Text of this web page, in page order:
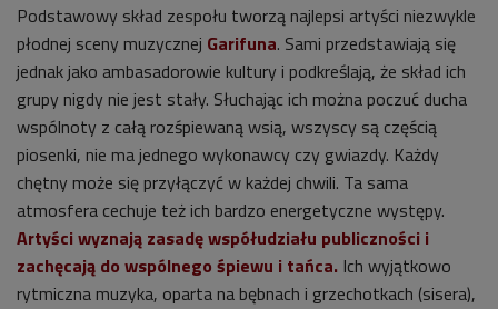
Podstawowy skład zespołu tworzą najlepsi artyści niezwykle
płodnej sceny muzycznej Garifuna. Sami przedstawiają się
jednak jako ambasadorowie kultury i podkreślają, że skład ich
grupy nigdy nie jest stały. Słuchając ich można poczuć ducha
wspólnoty z całą rozśpiewaną wsią, wszyscy są częścią
piosenki, nie ma jednego wykonawcy czy gwiazdy. Każdy
chętny może się przyłączyć w każdej chwili. Ta sama
atmosfera cechuje też ich bardzo energetyczne występy.
Artyści wyznają zasadę współudziału publiczności i
zachęcają do wspólnego śpiewu i tańca. Ich wyjątkowo
rytmiczna muzyka, oparta na bębnach i grzechotkach (sisera),